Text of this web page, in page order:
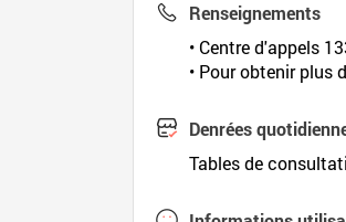
Renseignements
• Centre d'appels
• Pour obtenir plus
Denrées
Tables de